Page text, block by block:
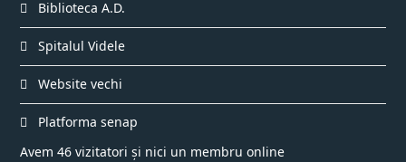
Biblioteca A.D.
Spitalul Videle
Website vechi
Platforma senap
Avem 46 vizitatori și nici un membru online